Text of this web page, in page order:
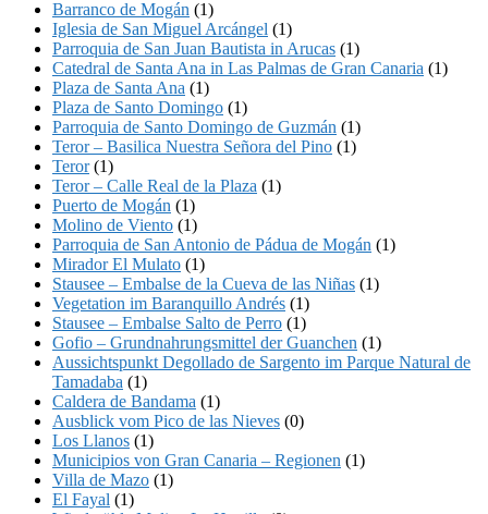
Barranco de Mogán (1)
Iglesia de San Miguel Arcángel (1)
Parroquia de San Juan Bautista in Arucas (1)
Catedral de Santa Ana in Las Palmas de Gran Canaria (1)
Plaza de Santa Ana (1)
Plaza de Santo Domingo (1)
Parroquia de Santo Domingo de Guzmán (1)
Teror – Basilica Nuestra Señora del Pino (1)
Teror(1)
Teror – Calle Real de la Plaza (1)
Puerto de Mogán (1)
Molino de Viento (1)
Parroquia de San Antonio de Pádua de Mogán (1)
Mirador El Mulato (1)
Stausee – Embalse de la Cueva de las Niñas (1)
Vegetation im Baranquillo Andrés (1)
Stausee – Embalse Salto de Perro (1)
Gofio – Grundnahrungsmittel der Guanchen (1)
Aussichtspunkt Degollado de Sargento im Parque Natural de
Tamadaba (1)
Caldera de Bandama (1)
Ausblick vom Pico de las Nieves (0)
Los Llanos (1)
Municipios von Gran Canaria – Regionen (1)
Villa de Mazo (1)
El Fayal (1)